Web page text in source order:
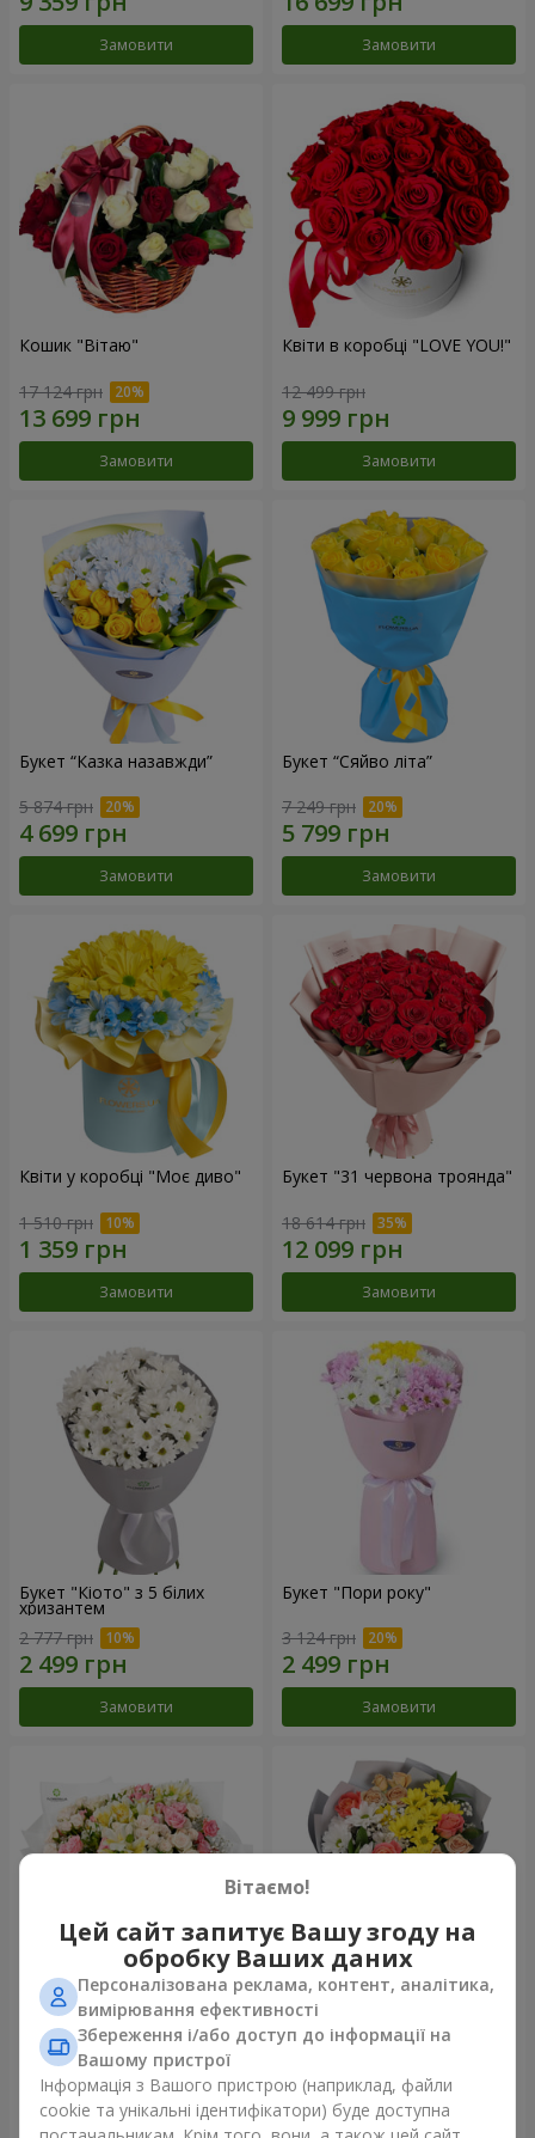
Замовити Замовити
Кошик "Вітаю"
17 124 грн
Замовити
Квіти в коробці "LOVE YOU!"
12 499 грн
Замовити
Букет “Казка назавжди”
5 874 грн
Замовити
Букет “Сяйво літа”
7 249 грн
Замовити
Квіти у коробці "Моє диво"
1 510 грн
Замовити
Букет "31 червона троянда"
18 614 грн
Замовити
Букет "Кіото" з 5 білих
хризантем
2 777 грн
Замовити
Букет "Пори року"
3 124 грн
Замовити
Букет "Хрещатик"
17 941 грн
Замовити
Букет "Ми та літо"
Замовити
Вітаємо!
Цей сайт запитує Вашу згоду на
обробку Ваших даних
Персоналізована реклама, контент, аналітика,
вимірювання ефективності
Збереження і/або доступ до інформації на
Вашому пристрої
Інформація з Вашого пристрою (наприклад, файли
cookie та унікальні ідентифікатори) буде доступна